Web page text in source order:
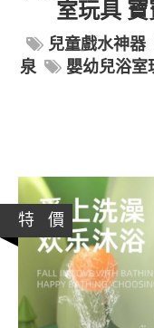
室玩具
兒童戲水神器
泉
嬰幼兒浴室
特 價